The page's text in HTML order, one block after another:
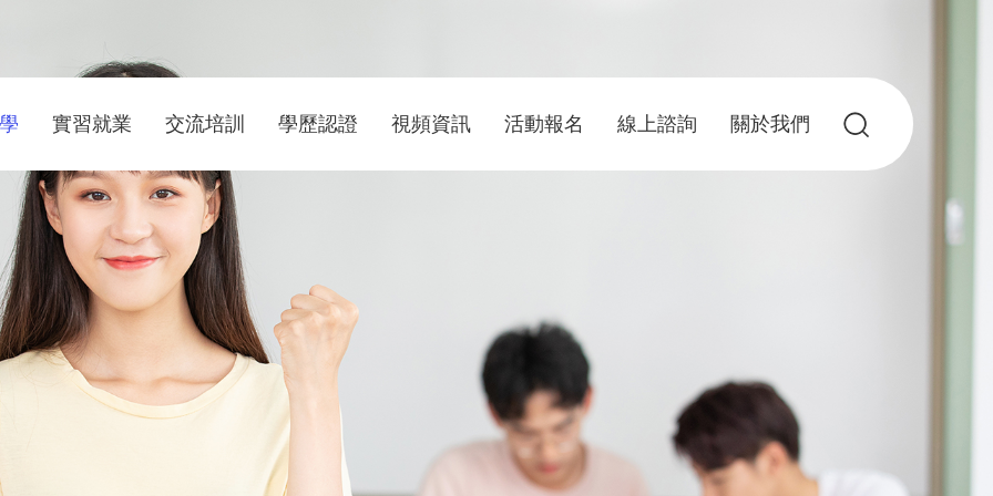
實習就業 交流培訓 學歷認證 視頻資訊 活動報名 線上諮詢 關於我們